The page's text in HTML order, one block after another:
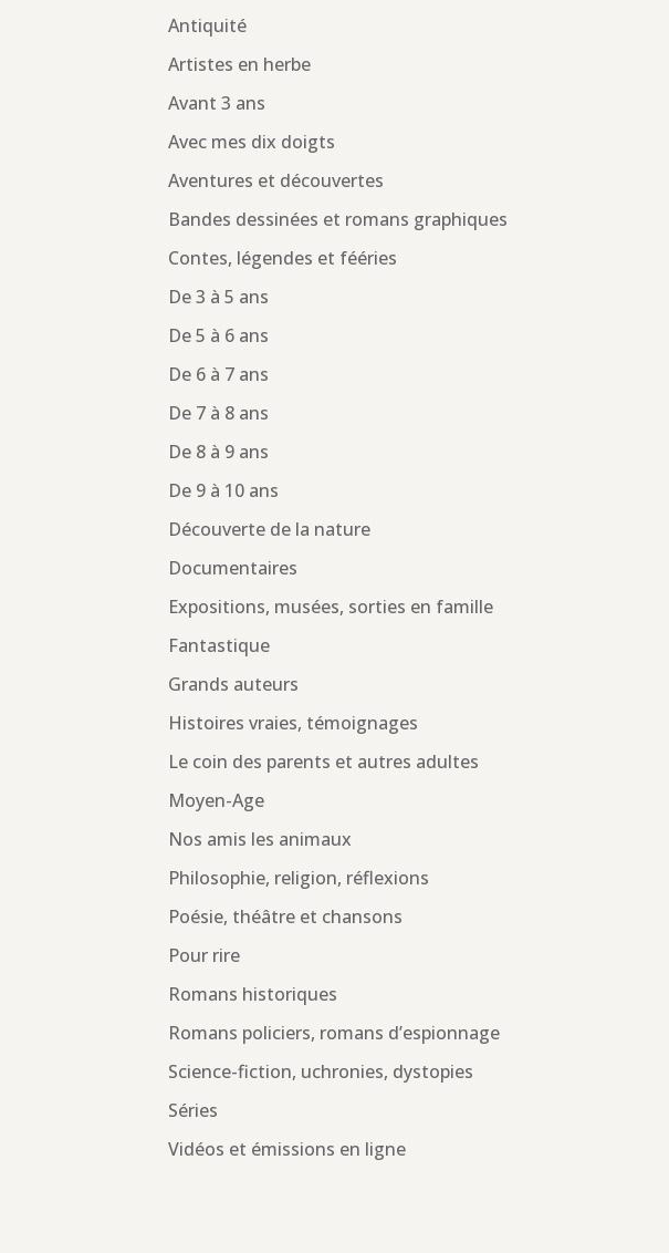
Antiquité
Artistes en herbe
Avant 3 ans
Avec mes dix doigts
Aventures et découvertes
Bandes dessinées et romans graphiques
Contes, légendes et fééries
De 3 à 5 ans
De 5 à 6 ans
De 6 à 7 ans
De 7 à 8 ans
De 8 à 9 ans
De 9 à 10 ans
Découverte de la nature
Documentaires
Expositions, musées, sorties en famille
Fantastique
Grands auteurs
Histoires vraies, témoignages
Le coin des parents et autres adultes
Moyen-Age
Nos amis les animaux
Philosophie, religion, réflexions
Poésie, théâtre et chansons
Pour rire
Romans historiques
Romans policiers, romans d’espionnage
Science-fiction, uchronies, dystopies
Séries
Vidéos et émissions en ligne